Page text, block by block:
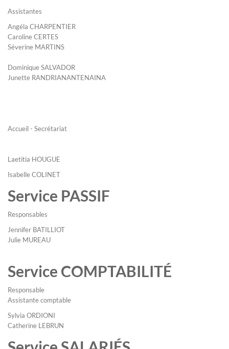
Assistantes
Angéla CHARPENTIER
Caroline CERTES
Séverine MARTINS
Dominique SALVADOR
Junette RANDRIANANTENAINA
Accueil - Secrétariat
Laetitia HOUGUE
Isabelle COLINET
Service PASSIF
Responsables
Jennifer BATILLIOT
Julie MUREAU
Service COMPTABILITÉ
Responsable
Assistante comptable
Sylvia ORDIONI
Catherine LEBRUN